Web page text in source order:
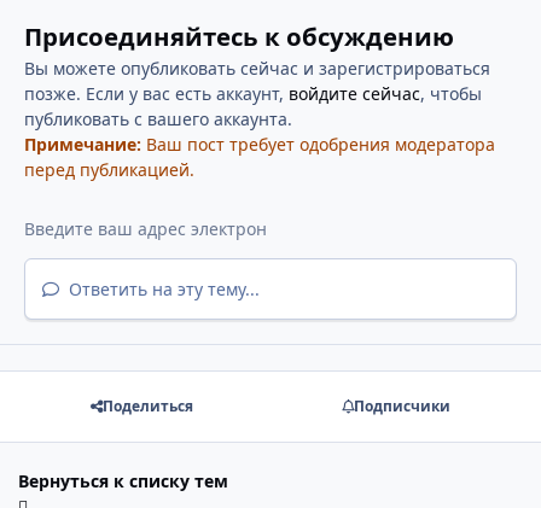
Присоединяйтесь к обсуждению
Вы можете опубликовать сейчас и зарегистрироваться
позже. Если у вас есть аккаунт, войдите сейчас, чтобы
публиковать с вашего аккаунта.
Примечание: Ваш пост требует одобрения модератора
перед публикацией.
Ответить на эту тему...
Поделиться Подписчики
Вернуться к списку тем